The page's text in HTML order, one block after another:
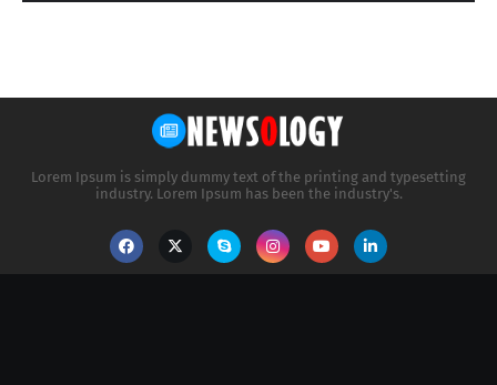
Lorem Ipsum is simply dummy text of the printing and typesetting
industry. Lorem Ipsum has been the industry's.